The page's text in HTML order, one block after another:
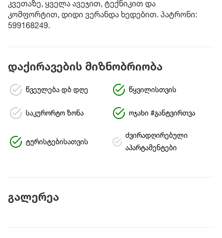
კვეთაზე, ყველა ავეჯით, ტექნიკით და
კომფორტით, დიდი ვერანდა ხედებით. პატრონი:
599168249.
დაქირავების მიზნობრიობა
წვეულება დბ დღე წყვილისთვის
საკურორტო ზონა ოჯახი #განტვირთვა
ტურისტებისათვის
ძვირადღირებული
აპარტამენტები
გალერეა